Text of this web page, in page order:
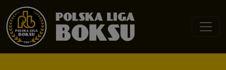
Przejdź do treści